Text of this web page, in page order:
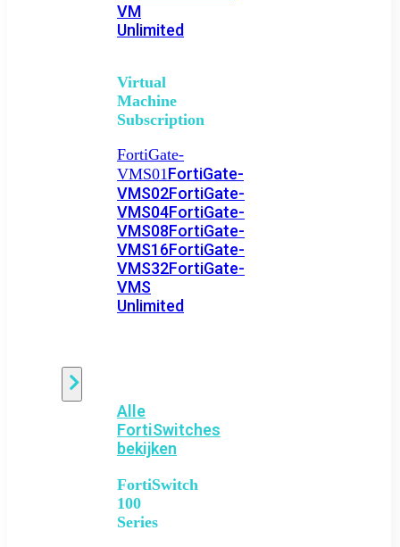
VM
Unlimited
Virtual
Machine
Subscription
FortiGate-
VMS01FortiGate-
VMS02FortiGate-
VMS04FortiGate-
VMS08FortiGate-
VMS16FortiGate-
VMS32FortiGate-
VMS
Unlimited
Alle
FortiSwitches
bekijken
FortiSwitch
100
Series